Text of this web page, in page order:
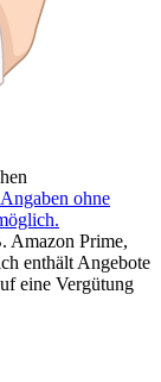
ohne
Amazon Prime,
enthält Angebote
eine Vergütung